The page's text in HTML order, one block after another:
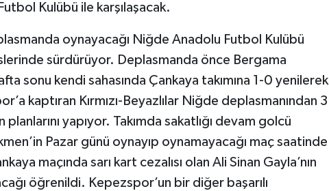
Kulübü ile karşılaşacak.
oynayacağı Niğde Anadolu Futbol Kulübü
sürdürüyor. Deplasmanda önce Bergama
sonu kendi sahasında Çankaya takımına 1-0 yenilerek
kaptıran Kırmızı-Beyazlılar Niğde deplasmanından 3
yapıyor. Takımda sakatlığı devam golcü
Pazar günü oynayıp oynamayacağı maç saatinde
maçında sarı kart cezalısı olan Ali Sinan Gayla’nın
öğrenildi. Kepezspor’un bir diğer başarılı